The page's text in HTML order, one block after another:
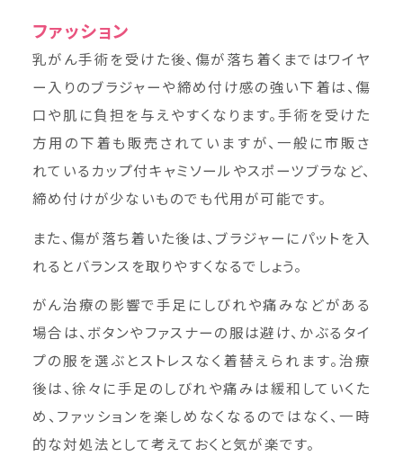
ファッション
乳がん手術を受けた後、傷が落ち着くまではワイヤ
ー入りのブラジャーや締め付け感の強い下着は、傷
口や肌に負担を与えやすくなります。手術を受けた
方用の下着も販売されていますが、一般に市販さ
れているカップ付キャミソールやスポーツブラなど、
締め付けが少ないものでも代用が可能です。
また、傷が落ち着いた後は、ブラジャーにパットを入
れるとバランスを取りやすくなるでしょう。
がん治療の影響で手足にしびれや痛みなどがある
場合は、ボタンやファスナーの服は避け、かぶるタイ
プの服を選ぶとストレスなく着替えられます。治療
後は、徐々に手足のしびれや痛みは緩和していくた
め、ファッションを楽しめなくなるのではなく、一時
的な対処法として考えておくと気が楽です。